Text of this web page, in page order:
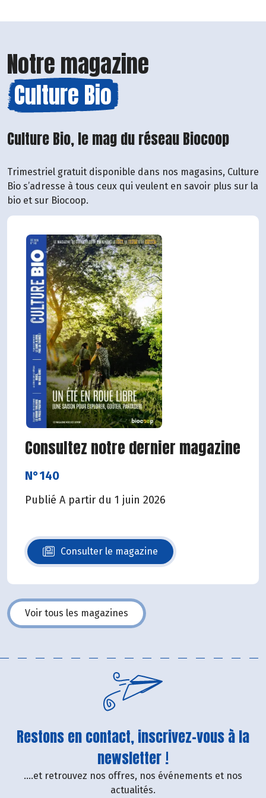
Notre magazine
Culture Bio
Culture Bio, le mag du réseau Biocoop
Trimestriel gratuit disponible dans nos magasins, Culture
Bio s’adresse à tous ceux qui veulent en savoir plus sur la
bio et sur Biocoop.
Consultez notre dernier magazine
N°140
Publié A partir du 1 juin 2026
Consulter le magazine
N°140
Voir tous les magazines
Restons en contact, inscrivez-vous à la
newsletter !
....et retrouvez nos offres, nos événements et nos
actualités.